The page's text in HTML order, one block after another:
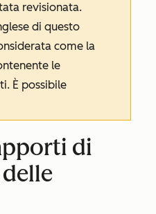
revisionata.
di questo
come la
le
È possibile
di